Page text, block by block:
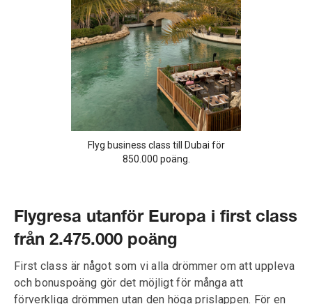
Flyg business class till Dubai för
850.000 poäng.
Flygresa utanför Europa i first class
från 2.475.000 poäng
First class är något som vi alla drömmer om att uppleva
och bonuspoäng gör det möjligt för många att
förverkliga drömmen utan den höga prislappen. För en